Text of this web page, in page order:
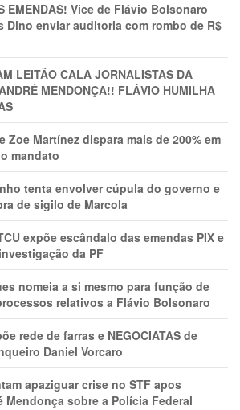
EMENDAS! Vice de Flávio Bolsonaro
Dino enviar auditoria com rombo de R$
LEITÃO CALA JORNALISTAS DA
MENDONÇA!! FLÁVIO HUMILHA
Zoe Martínez dispara mais de 200% em
mandato
tenta envolver cúpula do governo e
de sigilo de Marcola
expõe escândalo das emendas PIX e
da PF
nomeia a si mesmo para função de
relativos a Flávio Bolsonaro
rede de farras e NEGOCIATAS de
Daniel Vorcaro
apaziguar crise no STF apos
Mendonça sobre a Polícia Federal